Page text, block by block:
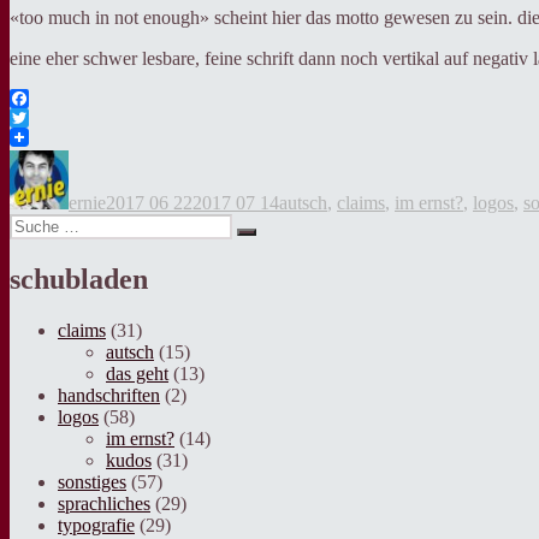
«too much in not enough» scheint hier das motto gewesen zu sein.
eine eher schwer lesbare, feine schrift dann noch vertikal auf
Facebook
Twitter
ernie2017 06 222017 07 14autsch, claims, im ernst?, logos,
Suche
nach:
Suche
schubladen
claims (31)
autsch (15)
das geht (13)
handschriften (2)
logos (58)
im ernst? (14)
kudos (31)
sonstiges (57)
sprachliches (29)
typografie (29)